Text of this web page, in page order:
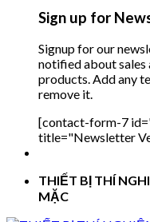
Sign up for
Signup for our
notified about sales
products. Add any
remove it.
[contact-form-7
title="Newsletter
THIẾT BỊ THÍ
MẶC